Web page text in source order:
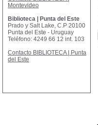
Montevideo
Biblioteca | Punta del Este
Prado y Salt Lake, C.P 20100
Punta del Este - Uruguay
Teléfono: 4249 66 12 int. 103
Contacto BIBLIOTECA | Punta
del Este